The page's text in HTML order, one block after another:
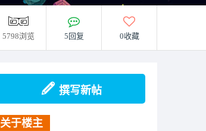
5798浏览 5回复 0收藏
撰写新帖
关于楼主